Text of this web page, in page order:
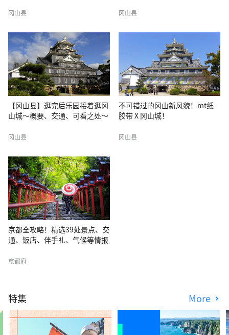
冈山县 冈山县
【冈山县】逛完后乐园接着逛冈
山城～概要、交通、可看之处〜
冈山县
不可错过的冈山新风貌！mt纸
胶带 X 冈山城！
冈山县
京都全攻略！精选39处景点、交
通、饭店、伴手礼、气候等情报
京都府
特集 More